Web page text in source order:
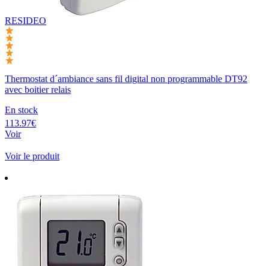
RESIDEO
Thermostat d´ambiance sans fil digital non programmable DT92
avec boitier relais
En stock
113.97€
Voir
Voir le produit